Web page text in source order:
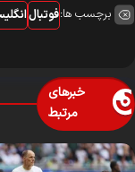
برچسب ها:فوتبالانگلیس
خبرهای
مرتبط